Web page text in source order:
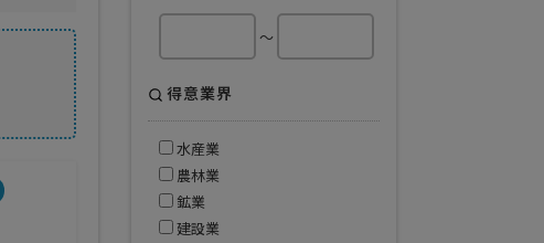
～
得意業界
水産業
農林業
鉱業
建設業